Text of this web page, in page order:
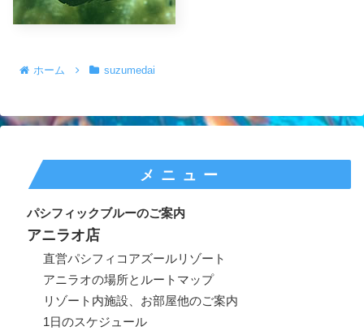
ホーム suzumedai
メニュー
パシフィックブルーのご案内
アニラオ店
直営パシフィコアズールリゾート
アニラオの場所とルートマップ
リゾート内施設、お部屋他のご案内
1日のスケジュール